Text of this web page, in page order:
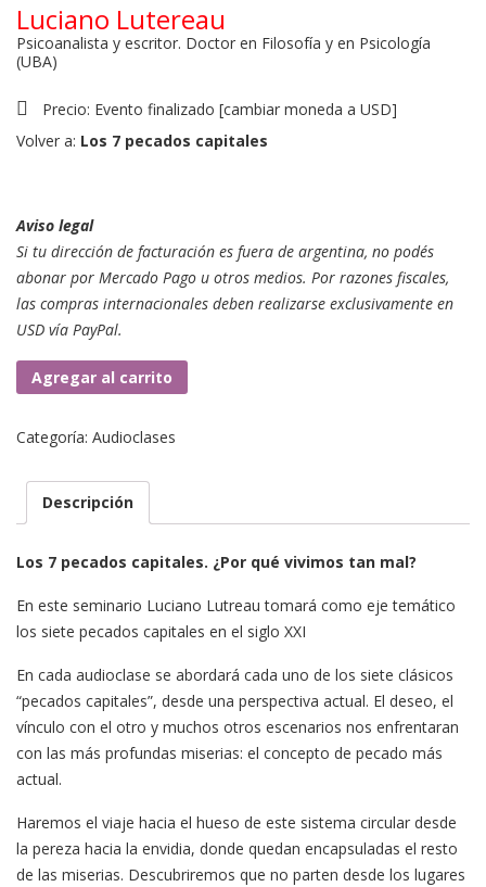
Luciano Lutereau
Psicoanalista y escritor. Doctor en Filosofía y en Psicología
(UBA)
Precio: Evento finalizado [cambiar moneda a USD]
Volver a: Los 7 pecados capitales
Aviso legal
Si tu dirección de facturación es fuera de argentina, no podés
abonar por Mercado Pago u otros medios. Por razones fiscales,
las compras internacionales deben realizarse exclusivamente en
USD vía PayPal.
Clase
5.
La
ausencia
deseo
cantidad
Agregar al carrito
Categoría: Audioclases
Descripción
Los 7 pecados capitales. ¿Por qué vivimos tan mal?
En este seminario Luciano Lutreau tomará como eje temático
los siete pecados capitales en el siglo XXI
En cada audioclase se abordará cada uno de los siete clásicos
“pecados capitales”, desde una perspectiva actual. El deseo, el
vínculo con el otro y muchos otros escenarios nos enfrentaran
con las más profundas miserias: el concepto de pecado más
actual.
Haremos el viaje hacia el hueso de este sistema circular desde
la pereza hacia la envidia, donde quedan encapsuladas el resto
de las miserias. Descubriremos que no parten desde los lugares